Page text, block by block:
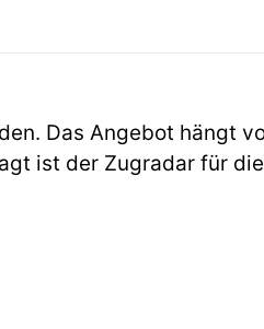
Das Angebot hängt
ist der Zugradar für die